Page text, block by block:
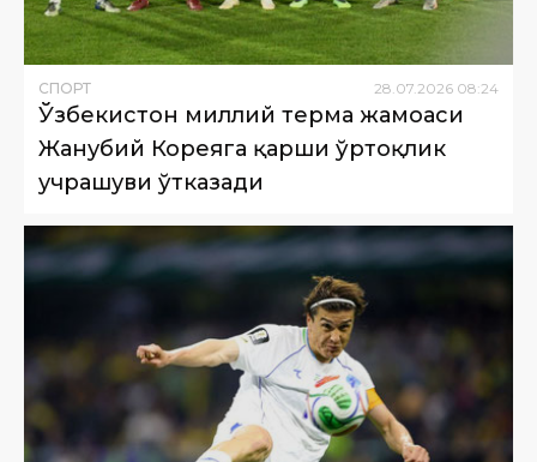
СПОРТ 28.07.2026 08:24
Ўзбекистон миллий терма жамоаси
Жанубий Кореяга қарши ўртоқлик
учрашуви ўтказади